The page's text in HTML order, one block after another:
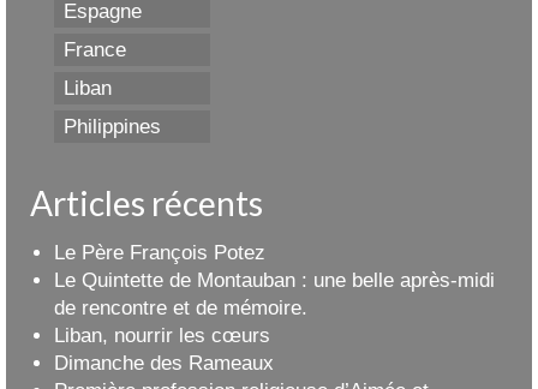
Espagne
France
Liban
Philippines
Articles récents
Le Père François Potez
Le Quintette de Montauban : une belle après-midi
de rencontre et de mémoire.
Liban, nourrir les cœurs
Dimanche des Rameaux